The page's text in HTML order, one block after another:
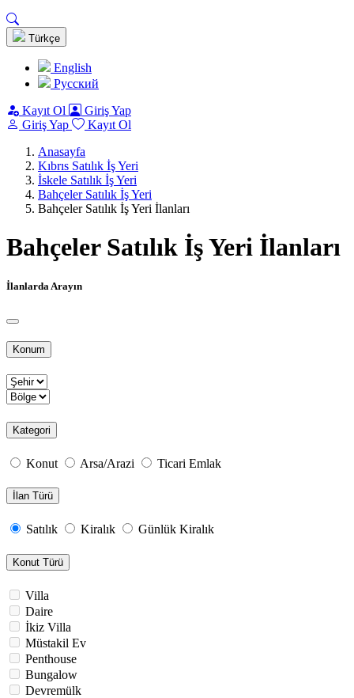
Türkçe
English
Pусский
Kayıt Ol
Giriş Yap
Giriş Yap
Kayıt Ol
Anasayfa
Kıbrıs Satılık İş Yeri
İskele Satılık İş Yeri
Bahçeler Satılık İş Yeri
Bahçeler Satılık İş Yeri İlanları
Bahçeler Satılık İş Yeri İlanları
İlanlarda Arayın
Konum
Kategori
Konut Arsa/Arazi Ticari Emlak
İlan Türü
Satılık Kiralık Günlük Kiralık
Konut Türü
Villa
Daire
İkiz Villa
Müstakil Ev
Penthouse
Bungalow
Devremülk